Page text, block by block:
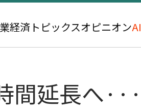
経済 トピックスオピニオン
間延長へ